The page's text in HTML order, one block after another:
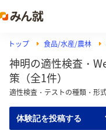
トップ 食品/水産/農林
神明の適性検査・
策（全1件）
適性検査・テストの種類・形
体験記を投稿する